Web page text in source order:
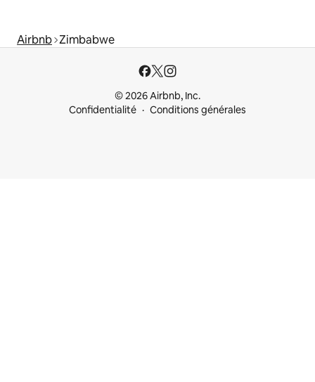
Airbnb Zimbabwe
© 2026 Airbnb, Inc.
Confidentialité
Conditions générales